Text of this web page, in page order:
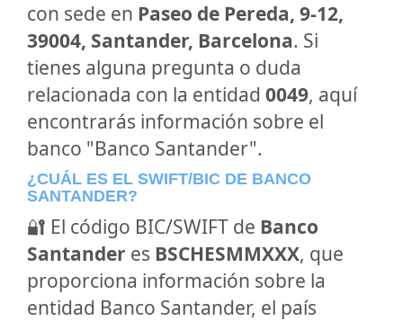
con sede en Paseo de Pereda, 9-12,
39004, Santander, Barcelona. Si
tienes alguna pregunta o duda
relacionada con la entidad 0049, aquí
encontrarás información sobre el
banco "Banco Santander".
¿CUÁL ES EL SWIFT/BIC DE BANCO
SANTANDER?
🔐 El código BIC/SWIFT de Banco
Santander es BSCHESMMXXX, que
proporciona información sobre la
entidad Banco Santander, el país